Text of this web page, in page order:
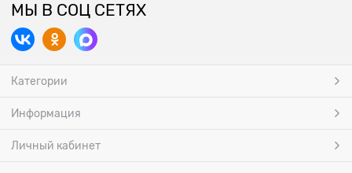
МЫ В СОЦ СЕТЯХ
Категории
Информация
Личный кабинет